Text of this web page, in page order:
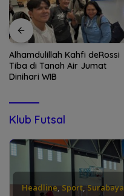
Alhamdulillah Kahfi deRossi
Tiba di Tanah Air Jumat
Dinihari WIB
Klub Futsal
Headline, Sport,Surabaya